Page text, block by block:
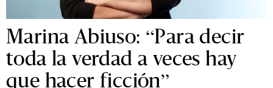
Marina Abiuso: “Para decir
toda la verdad a veces hay
que hacer ficción”